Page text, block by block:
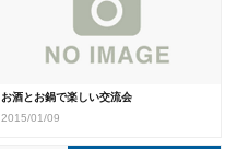
お酒とお鍋で楽しい交流会
2015/01/09